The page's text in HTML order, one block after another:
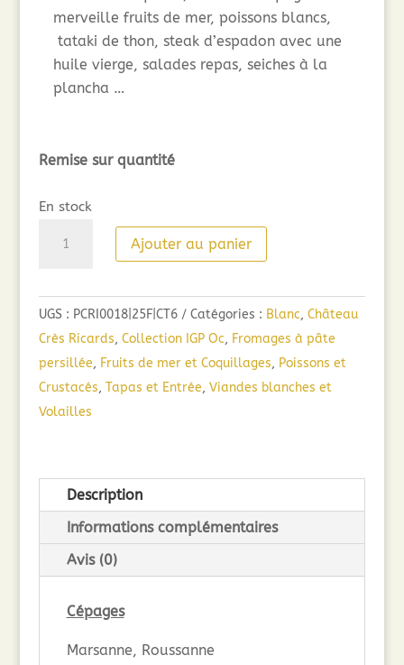
merveille fruits de mer, poissons blancs,
tataki de thon, steak d’espadon avec une
huile vierge, salades repas, seiches à la
plancha …
Remise sur quantité
En stock
Ajouter au panier
UGS : PCRI0018|25F|CT6 Catégories : Blanc, Château
Crès Ricards, Collection IGP Oc, Fromages à pâte
persillée, Fruits de mer et Coquillages, Poissons et
Crustacés, Tapas et Entrée, Viandes blanches et
Volailles
Description
Informations complémentaires
Avis (0)
Cépages
Marsanne, Roussanne